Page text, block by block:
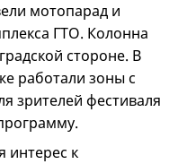
мотопарад и
ГТО. Колонна
стороне. В
работали зоны с
зрителей фестиваля
интерес к